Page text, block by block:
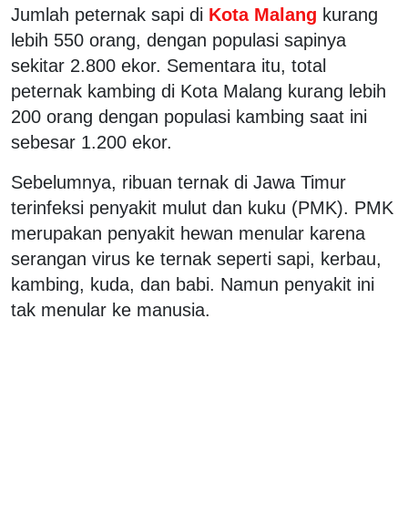
Jumlah peternak sapi di Kota Malang kurang
lebih 550 orang, dengan populasi sapinya
sekitar 2.800 ekor. Sementara itu, total
peternak kambing di Kota Malang kurang lebih
200 orang dengan populasi kambing saat ini
sebesar 1.200 ekor.
Sebelumnya, ribuan ternak di Jawa Timur
terinfeksi penyakit mulut dan kuku (PMK). PMK
merupakan penyakit hewan menular karena
serangan virus ke ternak seperti sapi, kerbau,
kambing, kuda, dan babi. Namun penyakit ini
tak menular ke manusia.